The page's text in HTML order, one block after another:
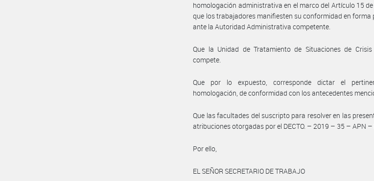
homologación administrativa en el marco del Artículo 15 de
que los trabajadores manifiesten su conformidad en forma
ante la Autoridad Administrativa competente.
Que la Unidad de Tratamiento de Situaciones de
compete.
Que por lo expuesto, corresponde dictar el
homologación, de conformidad con los antecedentes
Que las facultades del suscripto para resolver en las
atribuciones otorgadas por el DECTO. – 2019 – 35 – APN –
Por ello,
EL SEÑOR SECRETARIO DE TRABAJO